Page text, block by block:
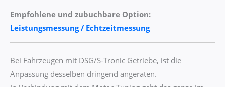
Empfohlene und zubuchbare Option:
Leistungsmessung / Echtzeitmessung
Bei Fahrzeugen mit DSG/S-Tronic Getriebe, ist die
Anpassung desselben dringend angeraten.